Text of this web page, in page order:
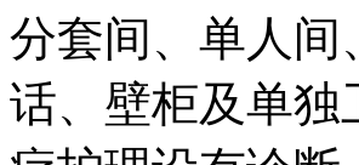
分套间、单人间
话、壁柜及单独